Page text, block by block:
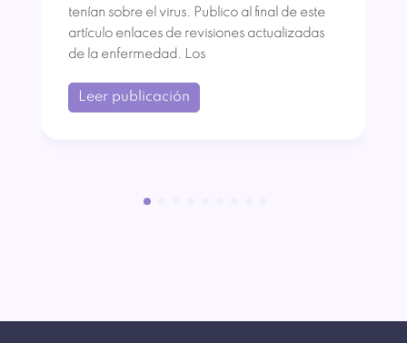
tenían sobre el virus. Publico al final de este
artículo enlaces de revisiones actualizadas
de la enfermedad. Los
Leer publicación